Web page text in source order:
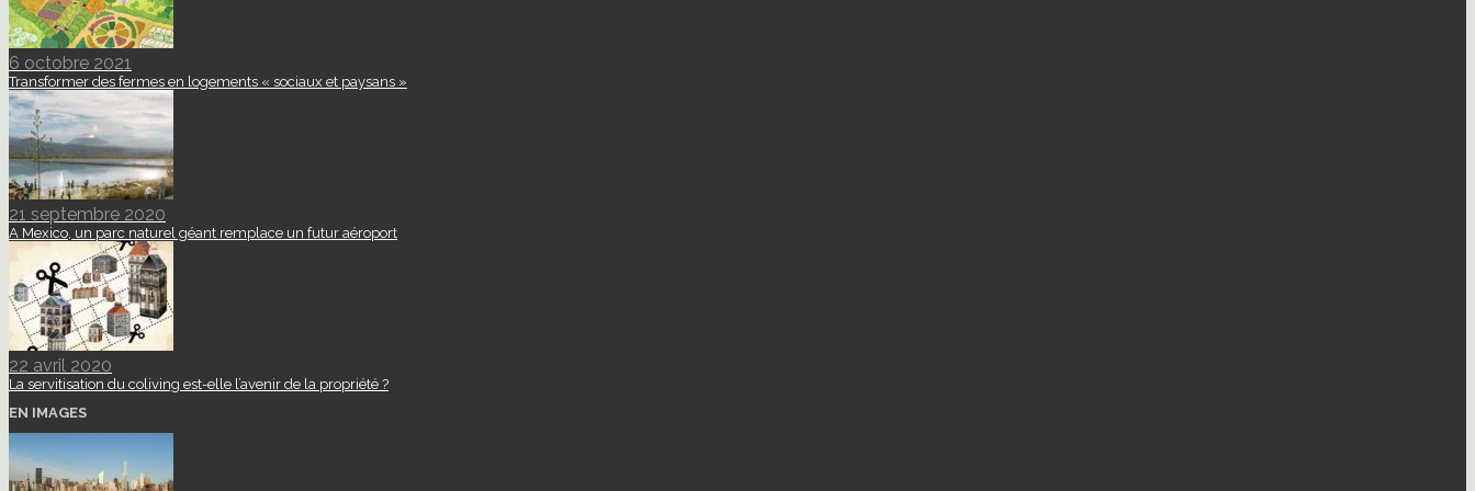
6 octobre 2021
Transformer des fermes en logements « sociaux et paysans »
21 septembre 2020
A Mexico, un parc naturel géant remplace un futur aéroport
22 avril 2020
La servitisation du coliving est-elle l’avenir de la propriété ?
EN IMAGES